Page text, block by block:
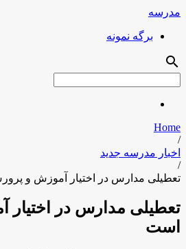
مدرسه
برگه نمونه
search
Home
/
اخبار مدرسه جدید
/
تعطیلی مدارس در اختیار آموزش و
تعطیلی مدارس در
است